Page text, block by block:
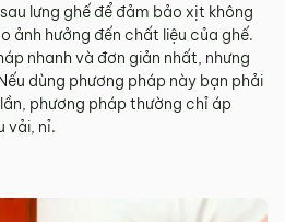
lưng ghế để đảm bảo xịt không
ảnh hưởng đến chất liệu của ghế.
nhanh và đơn giản nhất, nhưng
dùng phương pháp này bạn phải
phương pháp thường chỉ áp
vải, nỉ.